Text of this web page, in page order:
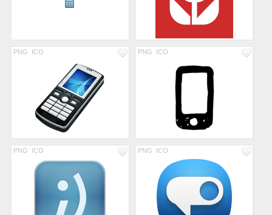
PNG ICO PNG ICO
PNG ICO PNG ICO